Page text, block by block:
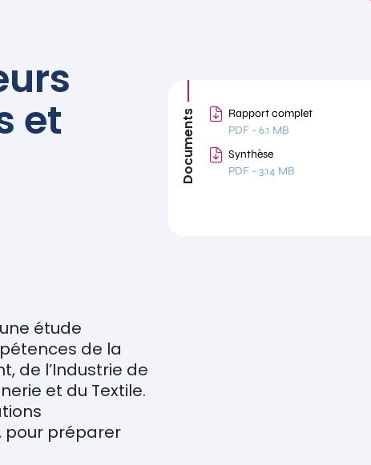
et
étude
de la
de l’Industrie de
et du Textile.
pour préparer
Documents
Rapport complet
PDF - 6.1 MB
Synthèse
PDF - 3.14 MB